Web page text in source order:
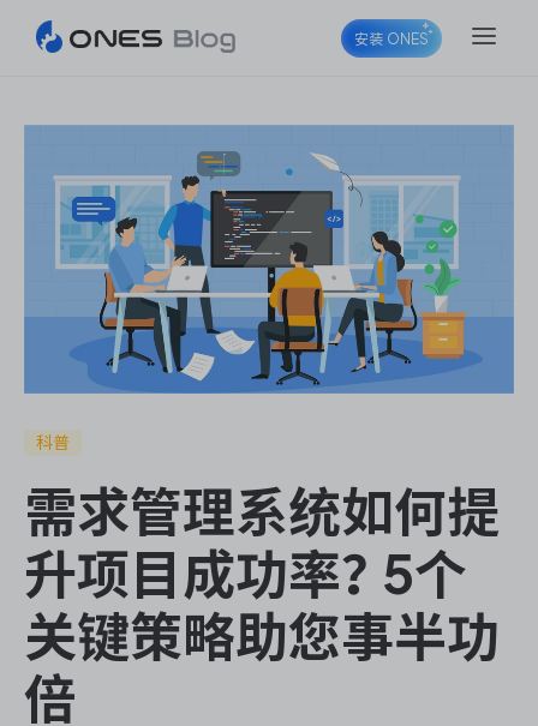
ONES Project
ONES Wiki
ONES Desk
ONES Assistant
敏捷研发管理
安装 ONES
科普
需求管理系统如何提
升项目成功率？5个
关键策略助您事半功
倍